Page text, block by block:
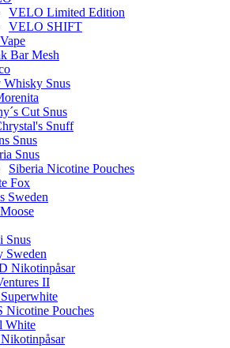
VELO Limited Edition
VELO SHIFT
Bar Mesh
Whisky Snus
Cut Snus
Snuff
Snus
Snus
Siberia Nicotine Pouches
Fox
Sweden
Snus
Sweden
Nikotinpåsar
II
Nicotine Pouches
White